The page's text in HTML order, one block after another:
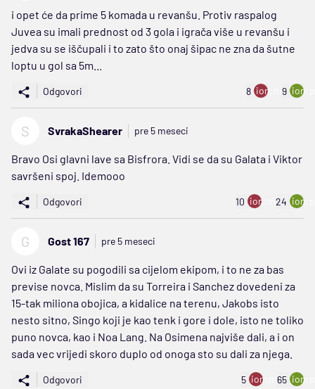
i opet će da prime 5 komada u revanšu. Protiv raspalog
Juvea su imali prednost od 3 gola i igrača više u revanšu i
jedva su se iščupali i to zato što onaj šipac ne zna da šutne
loptu u gol sa 5m...
Odgovori 8 ion:minus
9
S SvrakaShearer pre 5 meseci
Bravo Osi glavni lave sa Bisfrora. Vidi se da su Galata i Viktor
savršeni spoj. Idemooo
Odgovori 10 ion:minus
24
G Gost 167 pre 5 meseci
Ovi iz Galate su pogodili sa cijelom ekipom, i to ne za bas
previse novca. Mislim da su Torreira i Sanchez dovedeni za
15-tak miliona obojica, a kidalice na terenu, Jakobs isto
nesto sitno, Singo koji je kao tenk i gore i dole, isto ne toliko
puno novca, kao i Noa Lang. Na Osimena najviše dali, a i on
sada vec vrijedi skoro duplo od onoga sto su dali za njega.
Odgovori 5 ion:minus
65